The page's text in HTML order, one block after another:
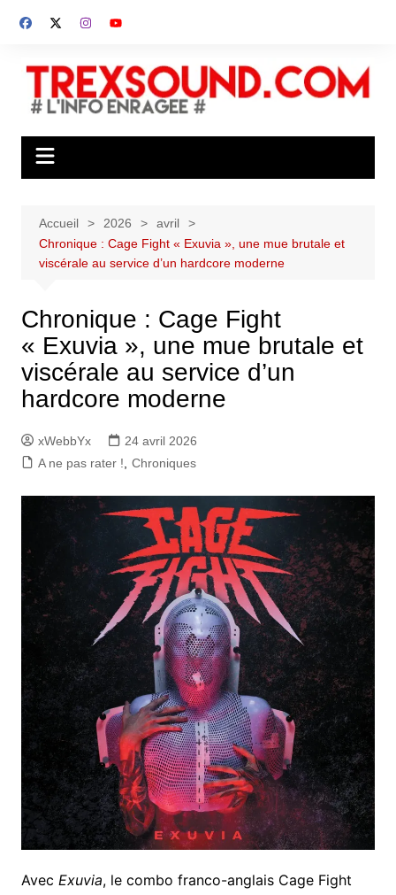
Accueil 2026
avril
Chronique : Cage Fight « Exuvia », une mue brutale et
viscérale au service d’un hardcore moderne
Chronique : Cage Fight
« Exuvia », une mue brutale et
viscérale au service d’un
hardcore moderne
xWebbYx
24 avril 2026
A ne pas rater !
Chroniques
Avec Exuvia, le combo franco-anglais Cage Fight